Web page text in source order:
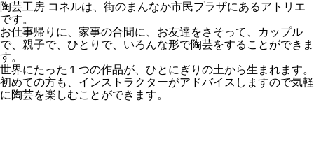
陶芸工房 コネルは、街のまんなか市民プラザにあるアトリエ
です。
お仕事帰りに、家事の合間に、お友達をさそって、カップル
で、親子で、ひとりで、いろんな形で陶芸をすることができま
す。
世界にたった１つの作品が、ひとにぎりの土から生まれます。
初めての方も、インストラクターがアドバイスしますので気軽
に陶芸を楽しむことができます。